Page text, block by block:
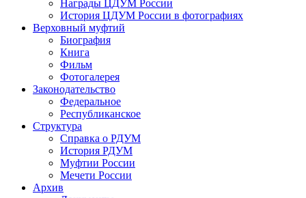
Награды ЦДУМ России
История ЦДУМ России в фотографиях
Верховный муфтий
Биография
Книга
Фильм
Фотогалерея
Законодательство
Федеральное
Республиканское
Структура
Справка о РДУМ
История РДУМ
Муфтии России
Мечети России
Архив